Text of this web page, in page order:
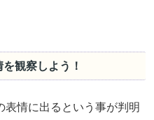
観察しよう！
情に出るという事が判明